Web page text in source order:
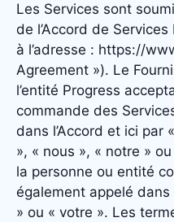
Les Services sont
de l’Accord de
à l’adresse : https://
Agreement »). Le
l’entité Progress
commande des
dans l’Accord et ici par
», « nous », « notre »
la personne ou entité
également appelé dans
» ou « votre ». Les